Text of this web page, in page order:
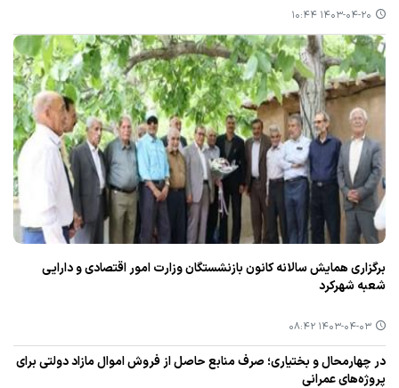
۱۴۰۳-۰۴-۲۰ ۱۰:۴۴
برگزاری همایش سالانه كانون بازنشستگان وزارت امور اقتصادی و دارایی
شعبه شهركرد
۱۴۰۳-۰۴-۰۳ ۰۸:۴۲
در چهارمحال و بختیاری؛ صرف منابع حاصل از فروش اموال مازاد دولتی برای
پروژه‌های عمرانی